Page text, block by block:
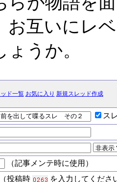
お互いにレ
うか。
ド一覧 お気に入り 新規スレッド作成
ス
（記事メンテ時に使用）
（投稿時 を入力してくださ